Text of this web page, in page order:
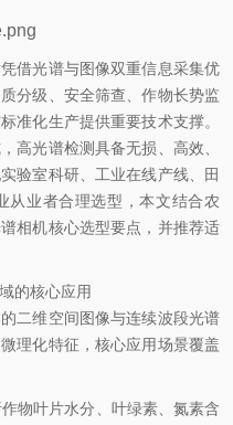
借光谱与图像双重信息采集优
分级、安全筛查、作物长势监
准化生产提供重要技术支撑。
高光谱检测具备无损、高效、
验室科研、工业在线产线、田
从业者合理选型，本文结合农
相机核心选型要点，并推荐适
的核心应用
二维空间图像与连续波段光谱
理化特征，核心应用场景覆盖
作物叶片水分、叶绿素、氮素含